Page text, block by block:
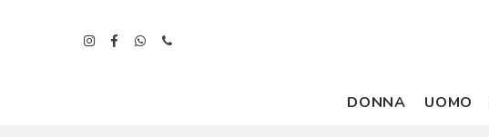
DONNA UOMO